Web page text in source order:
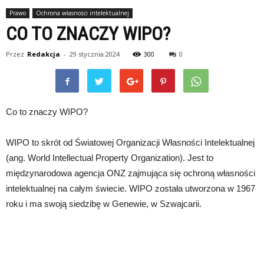
Prawo Ochrona własności intelektualnej
CO TO ZNACZY WIPO?
Przez Redakcja - 29 stycznia 2024 300 0
Co to znaczy WIPO?
WIPO to skrót od Światowej Organizacji Własności Intelektualnej
(ang. World Intellectual Property Organization). Jest to
międzynarodowa agencja ONZ zajmująca się ochroną własności
intelektualnej na całym świecie. WIPO została utworzona w 1967
roku i ma swoją siedzibę w Genewie, w Szwajcarii.